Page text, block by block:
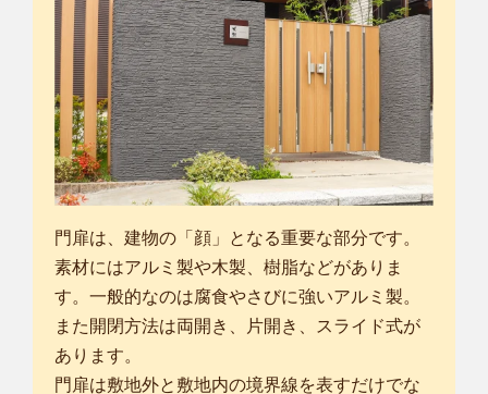
門扉は、建物の「顔」となる重要な部分です。
素材にはアルミ製や木製、樹脂などがありま
す。一般的なのは腐食やさびに強いアルミ製。
また開閉方法は両開き、片開き、スライド式が
あります。
門扉は敷地外と敷地内の境界線を表すだけでな